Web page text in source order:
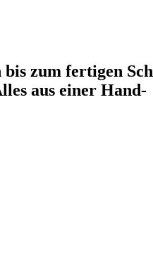
bis zum fertigen
aus einer Hand-